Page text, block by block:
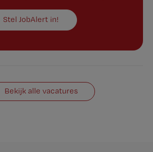
Stel JobAlert in!
Bekijk alle vacatures